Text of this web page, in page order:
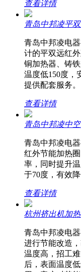
查看详情
青岛中邦凌平
青岛中邦凌电
计的平双远红
铜加热器、铸
温度低150度，
提供配套服务。
查看详情
青岛中邦凌中
青岛中邦凌电
红外节能加热
率，同时提升
于70度，有效
查看详情
杭州挤出机加
青岛中邦凌电
进行节能改造
温度高，招工
后，表面温度